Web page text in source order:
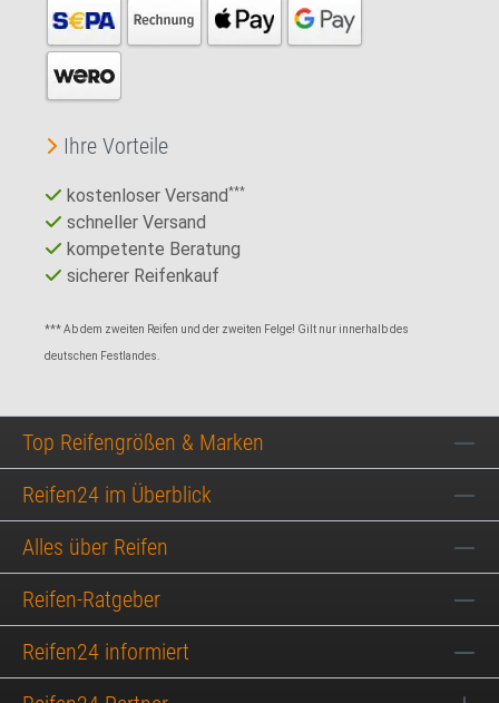
Ihre Vorteile
kostenloser Versand***
schneller Versand
kompetente Beratung
sicherer Reifenkauf
*** Ab dem zweiten Reifen und der zweiten Felge! Gilt nur innerhalb des
deutschen Festlandes.
Top Reifengrößen & Marken
Reifen24 im Überblick
Alles über Reifen
Reifen-Ratgeber
Reifen24 informiert